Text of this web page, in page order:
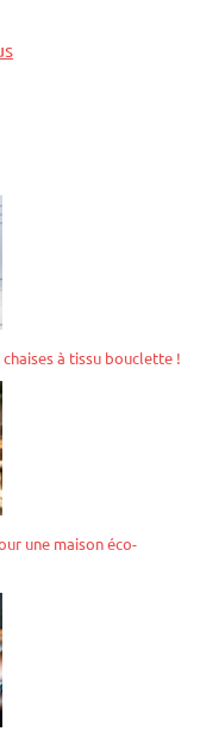
à tissu bouclette !
une maison éco-